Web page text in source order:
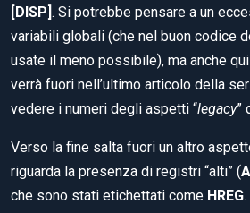
[DISP] . Si potrebbe pensare a un
variabili globali (che nel buon codice
usate il meno possibile), ma anche
verrà fuori nell’ultimo articolo della
vedere i numeri degli aspetti “legacy”
Verso la fine salta fuori un altro
riguarda la presenza di registri “alti” (
che sono stati etichettati come HREG